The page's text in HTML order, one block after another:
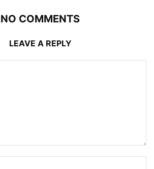
NO COMMENTS
LEAVE A REPLY